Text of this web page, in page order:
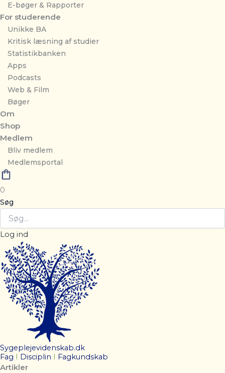
E-bøger & Rapporter
For studerende
Unikke BA
Kritisk læsning af studier
Statistikbanken
Apps
Podcasts
Web & Film
Bøger
Om
Shop
Medlem
Bliv medlem
Medlemsportal
0
Søg
Log ind
Sygeplejevidenskab.dk
Fag
Disciplin Fagkundskab
Artikler